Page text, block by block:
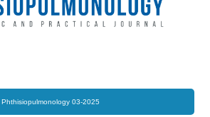
Phthisiopulmonology 03-2025